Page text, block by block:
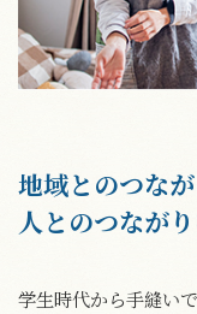
地域とのつなが
人とのつなが
学生時代から手縫い